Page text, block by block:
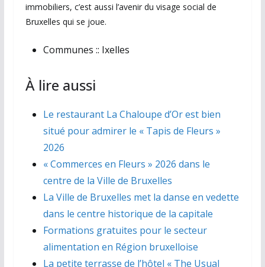
immobiliers, c’est aussi l’avenir du visage social de
Bruxelles qui se joue.
Communes :: Ixelles
À lire aussi
Le restaurant La Chaloupe d’Or est bien
situé pour admirer le « Tapis de Fleurs »
2026
« Commerces en Fleurs » 2026 dans le
centre de la Ville de Bruxelles
La Ville de Bruxelles met la danse en vedette
dans le centre historique de la capitale
Formations gratuites pour le secteur
alimentation en Région bruxelloise
La petite terrasse de l’hôtel « The Usual